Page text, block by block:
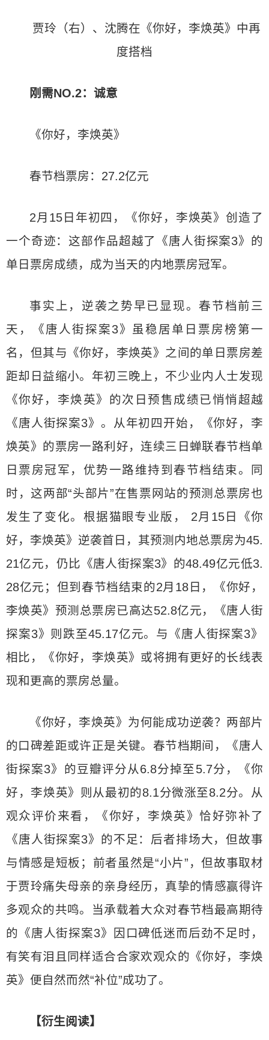
贾玲（右）、沈腾在《你好，李焕英》中再
度搭档
刚需NO.2：诚意
《你好，李焕英》
春节档票房：27.2亿元
2月15日年初四，《你好，李焕英》创造了
一个奇迹：这部作品超越了《唐人街探案3》的
单日票房成绩，成为当天的内地票房冠军。
事实上，逆袭之势早已显现。春节档前三
天，《唐人街探案3》虽稳居单日票房榜第一
名，但其与《你好，李焕英》之间的单日票房差
距却日益缩小。年初三晚上，不少业内人士发现
《你好，李焕英》的次日预售成绩已悄悄超越
《唐人街探案3》。从年初四开始，《你好，李
焕英》的票房一路利好，连续三日蝉联春节档单
日票房冠军，优势一路维持到春节档结束。同
时，这两部“头部片”在售票网站的预测总票房也
发生了变化。根据猫眼专业版， 2月15日《你
好，李焕英》逆袭首日，其预测内地总票房为45.
21亿元，仍比《唐人街探案3》的48.49亿元低3.
28亿元；但到春节档结束的2月18日，《你好，
李焕英》预测总票房已高达52.8亿元，《唐人街
探案3》则跌至45.17亿元。与《唐人街探案3》
相比，《你好，李焕英》或将拥有更好的长线表
现和更高的票房总量。
《你好，李焕英》为何能成功逆袭？两部片
的口碑差距或许正是关键。春节档期间，《唐人
街探案3》的豆瓣评分从6.8分掉至5.7分，《你
好，李焕英》则从最初的8.1分微涨至8.2分。从
观众评价来看，《你好，李焕英》恰好弥补了
《唐人街探案3》的不足：后者排场大，但故事
与情感是短板；前者虽然是“小片”，但故事取材
于贾玲痛失母亲的亲身经历，真挚的情感赢得许
多观众的共鸣。当承载着大众对春节档最高期待
的《唐人街探案3》因口碑低迷而后劲不足时，
有笑有泪且同样适合合家欢观众的《你好，李焕
英》便自然而然“补位”成功了。
【衍生阅读】